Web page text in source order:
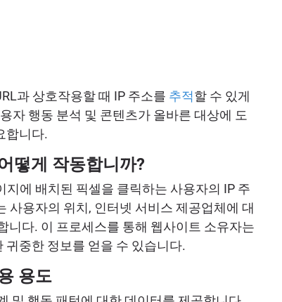
과 상호작용할 때 IP 주소를 추적할 수 있게
자 행동 분석 및 콘텐츠가 올바른 대상에 도
합니다.
떻게 작동합니까?
지에 배치된 픽셀을 클릭하는 사용자의 IP 주
사용자의 위치, 인터넷 서비스 제공업체에 대
니다. 이 프로세스를 통해 웹사이트 소유자는
귀중한 정보를 얻을 수 있습니다.
용도